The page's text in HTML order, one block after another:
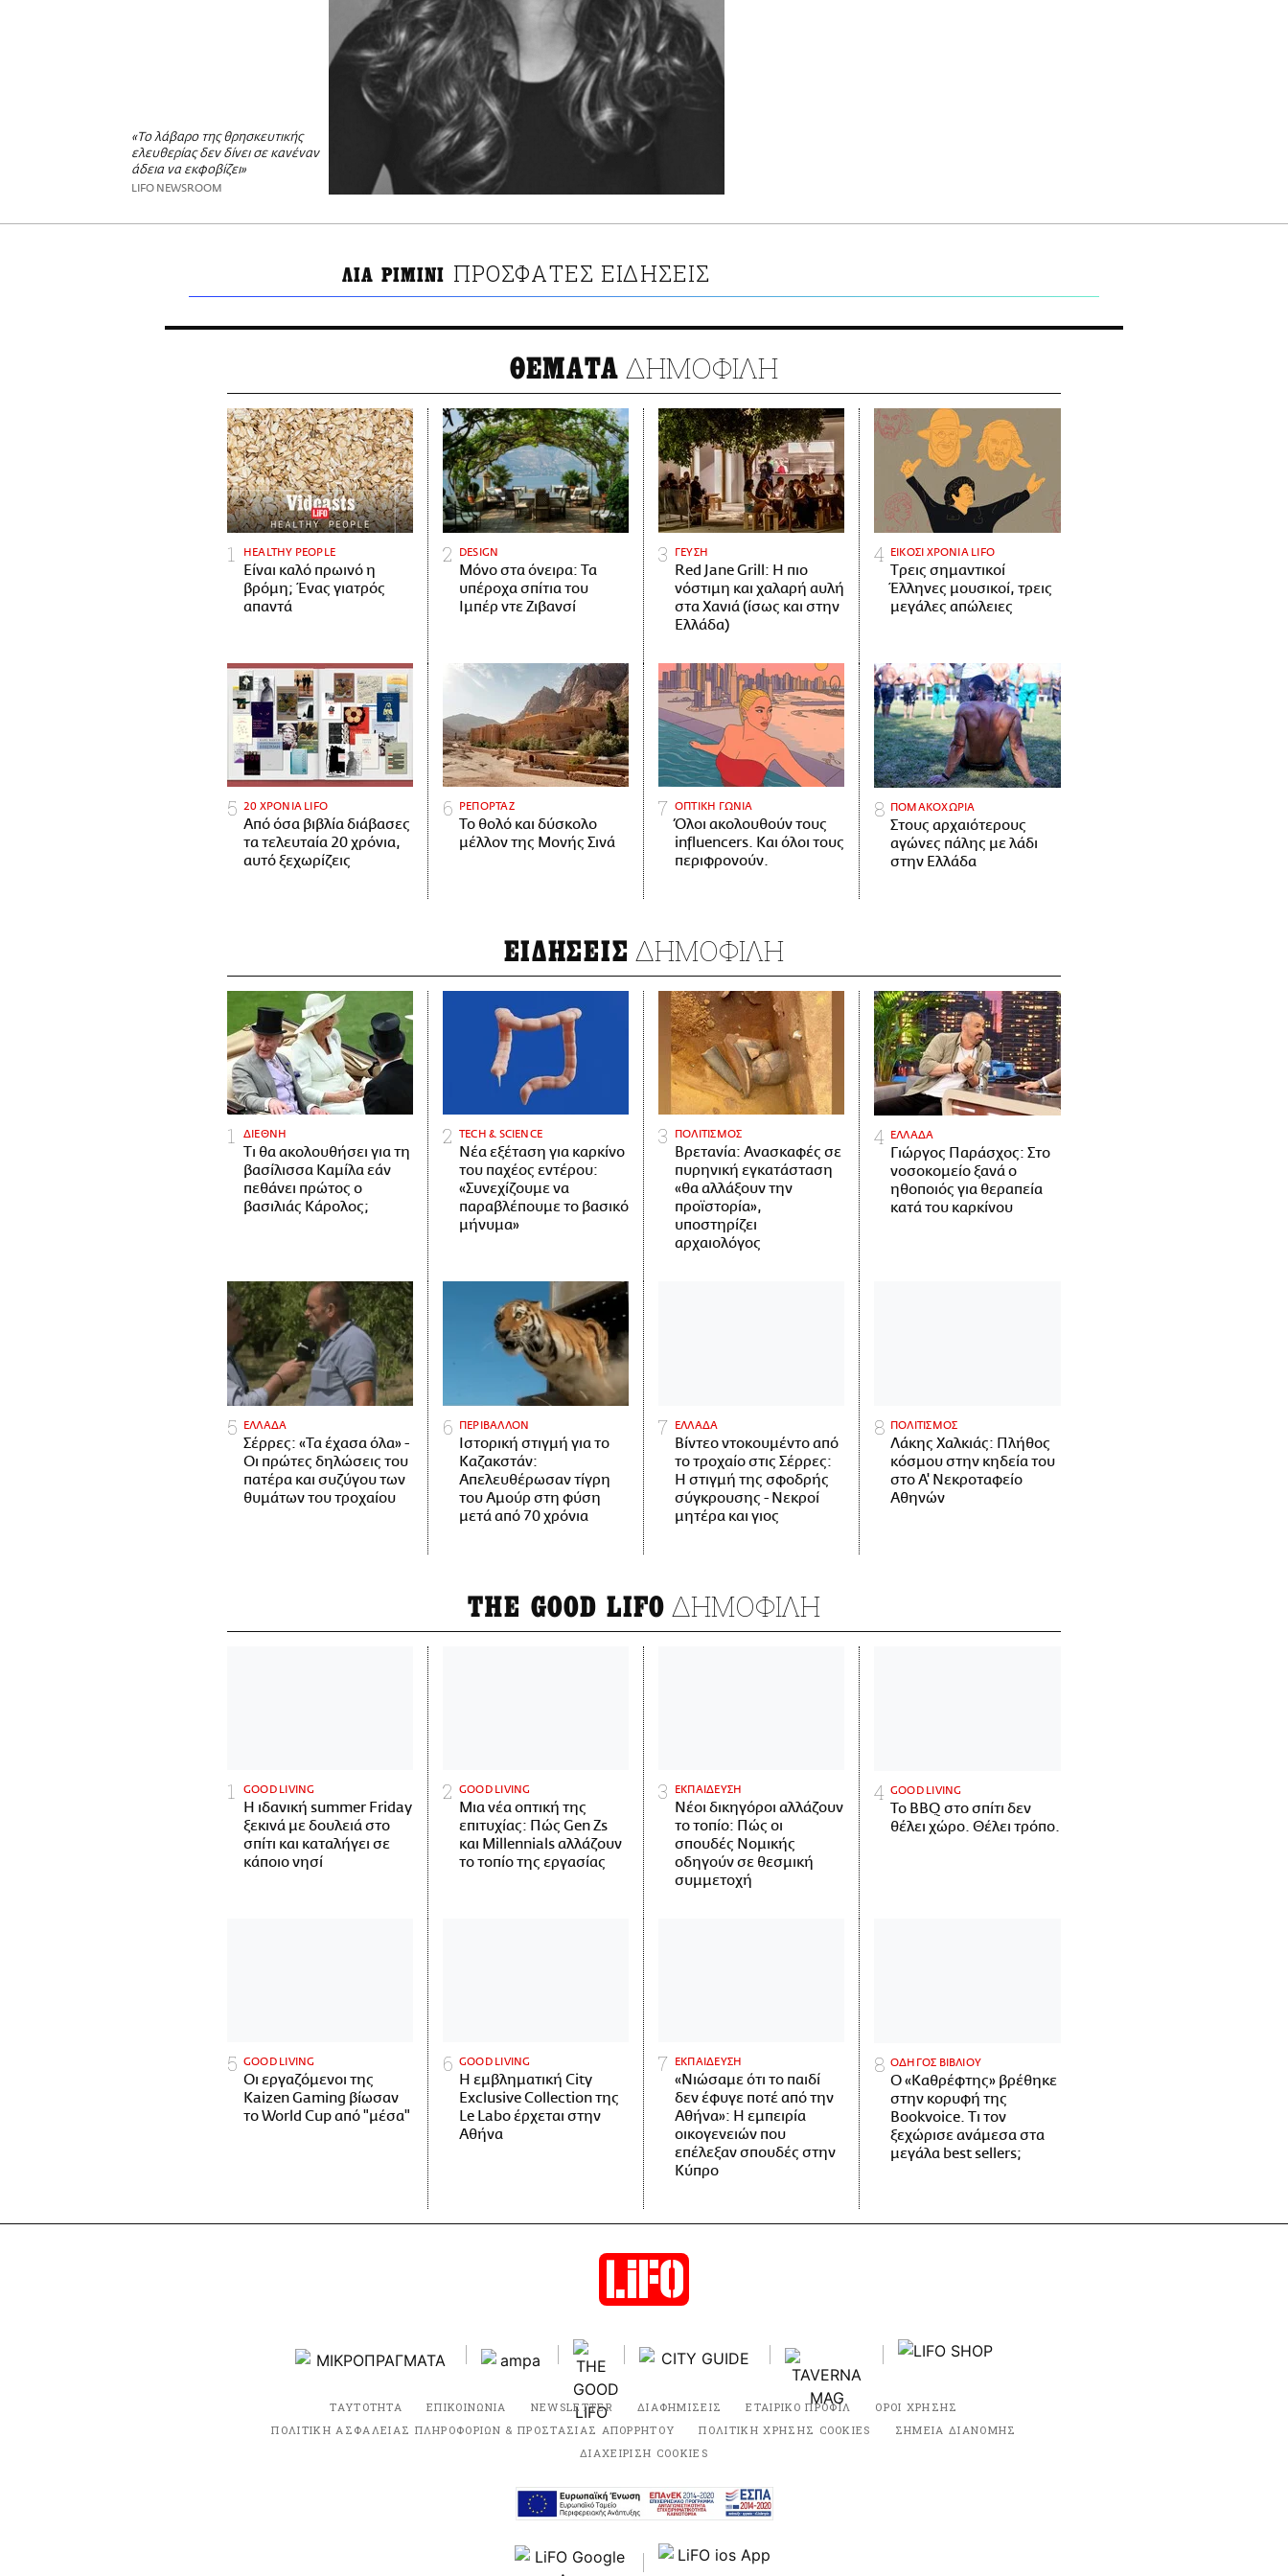
«Το λάβαρο της θρησκευτικής
ελευθερίας δεν δίνει σε κανέναν
άδεια να εκφοβίζει»
LIFO NEWSROOM
ΛΙΑ ΡΙΜΙΝΙ ΠΡΟΣΦΑΤΕΣ ΕΙΔΗΣΕΙΣ
ΘΕΜΑΤΑ ΔΗΜΟΦΙΛΗ
HEALTHY PEOPLE
Είναι καλό πρωινό η
βρόμη; Ένας γιατρός
απαντά
DESIGN
Μόνο στα όνειρα: Τα
υπέροχα σπίτια του
Ιμπέρ ντε Ζιβανσί
ΓΕΥΣΗ
Red Jane Grill: Η πιο
νόστιμη και χαλαρή αυλή
στα Χανιά (ίσως και στην
Ελλάδα)
ΕΙΚΟΣΙ ΧΡΟΝΙΑ LIFO
Tρεις σημαντικοί
Έλληνες μουσικοί, τρεις
μεγάλες απώλειες
20 ΧΡΟΝΙΑ LIFO
Από όσα βιβλία διάβασες
τα τελευταία 20 χρόνια,
αυτό ξεχωρίζεις
ΡΕΠΟΡΤΑΖ
Το θολό και δύσκολο
μέλλον της Μονής Σινά
ΟΠΤΙΚΗ ΓΩΝΙΑ
Όλοι ακολουθούν τους
influencers. Και όλοι τους
περιφρονούν.
ΠΟΜΑΚΟΧΩΡΙΑ
Στους αρχαιότερους
αγώνες πάλης με λάδι
στην Ελλάδα
ΕΙΔΗΣΕΙΣ ΔΗΜΟΦΙΛΗ
ΔΙΕΘΝΗ
Τι θα ακολουθήσει για τη
βασίλισσα Καμίλα εάν
πεθάνει πρώτος ο
βασιλιάς Κάρολος;
ΤECH & SCIENCE
Νέα εξέταση για καρκίνο
του παχέος εντέρου:
«Συνεχίζουμε να
παραβλέπουμε το βασικό
μήνυμα»
ΠΟΛΙΤΙΣΜΟΣ
Βρετανία: Ανασκαφές σε
πυρηνική εγκατάσταση
«θα αλλάξουν την
προϊστορία»,
υποστηρίζει
αρχαιολόγος
ΕΛΛΑΔΑ
Γιώργος Παράσχος: Στο
νοσοκομείο ξανά ο
ηθοποιός για θεραπεία
κατά του καρκίνου
ΕΛΛΑΔΑ
Σέρρες: «Τα έχασα όλα» -
Οι πρώτες δηλώσεις του
πατέρα και συζύγου των
θυμάτων του τροχαίου
ΠΕΡΙΒΑΛΛΟΝ
Ιστορική στιγμή για το
Καζακστάν:
Απελευθέρωσαν τίγρη
του Αμούρ στη φύση
μετά από 70 χρόνια
ΕΛΛΑΔΑ
Βίντεο ντοκουμέντο από
το τροχαίο στις Σέρρες:
Η στιγμή της σφοδρής
σύγκρουσης - Νεκροί
μητέρα και γιος
ΠΟΛΙΤΙΣΜΟΣ
Λάκης Χαλκιάς: Πλήθος
κόσμου στην κηδεία του
στο Α' Νεκροταφείο
Αθηνών
THE GOOD LIFO ΔΗΜΟΦΙΛΗ
GOOD LIVING
Η ιδανική summer Friday
ξεκινά με δουλειά στο
σπίτι και καταλήγει σε
κάποιο νησί
GOOD LIVING
Μια νέα οπτική της
επιτυχίας: Πώς Gen Zs
και Millennials αλλάζουν
το τοπίο της εργασίας
ΕΚΠΑΙΔΕΥΣΗ
Νέοι δικηγόροι αλλάζουν
το τοπίο: Πώς οι
σπουδές Νομικής
οδηγούν σε θεσμική
συμμετοχή
GOOD LIVING
Το BBQ στο σπίτι δεν
θέλει χώρο. Θέλει τρόπο.
GOOD LIVING
Οι εργαζόμενοι της
Kaizen Gaming βίωσαν
το World Cup από "μέσα"
GOOD LIVING
Η εμβληματική City
Exclusive Collection της
Le Labo έρχεται στην
Αθήνα
ΕΚΠΑΙΔΕΥΣΗ
«Νιώσαμε ότι το παιδί
δεν έφυγε ποτέ από την
Αθήνα»: Η εμπειρία
οικογενειών που
επέλεξαν σπουδές στην
Κύπρο
ΟΔΗΓΟΣ ΒΙΒΛΙΟΥ
Ο «Καθρέφτης» βρέθηκε
στην κορυφή της
Bookvoice. Τι τον
ξεχώρισε ανάμεσα στα
μεγάλα best sellers;
ΤΑΥΤΟΤΗΤΑ ΕΠΙΚΟΙΝΩΝΙΑ NEWSLETTER ΔΙΑΦΗΜΙΣΕΙΣ ΕΤΑΙΡΙΚΟ ΠΡΟΦΙΛ
ΟΡΟΙ ΧΡΗΣΗΣ
ΠΟΛΙΤΙΚΗ ΑΣΦΑΛΕΙΑΣ ΠΛΗΡΟΦΟΡΙΩΝ & ΠΡΟΣΤΑΣΙΑΣ ΑΠΟΡΡΗΤΟΥ
ΠΟΛΙΤΙΚΗ ΧΡΗΣΗΣ COOKIES
ΣΗΜΕΙΑ ΔΙΑΝΟΜΗΣ
ΔΙΑΧΕΙΡΙΣΗ COOKIES